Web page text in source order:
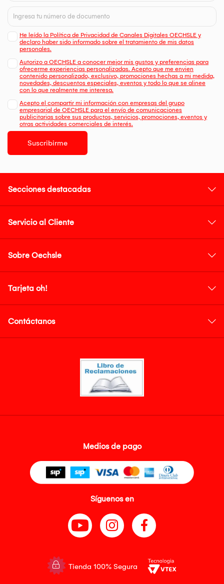
He leído la Política de Privacidad de Canales Digitales OECHSLE y
declaro haber sido informado sobre el tratamiento de mis datos
personales.
Autorizo a OECHSLE a conocer mejor mis gustos y preferencias para
ofrecerme experiencias personalizadas. Acepto que me envien
contenido personalizado, exclusivo, promociones hechas a mi medida,
novedades, descuentos especiales, eventos y todo lo que se alinee
con lo que realmente me interesa.
Acepto el compartir mi información con empresas del grupo
empresarial de OECHSLE para el envío de comunicaciones
publicitarias sobre sus productos, servicios, promociones, eventos y
otras actividades comerciales de interés.
Suscribirme
Secciones destacadas
Servicio al Cliente
Sobre Oechsle
Tarjeta oh!
Contáctanos
Medios de pago
Síguenos en
Tienda 100% Segura